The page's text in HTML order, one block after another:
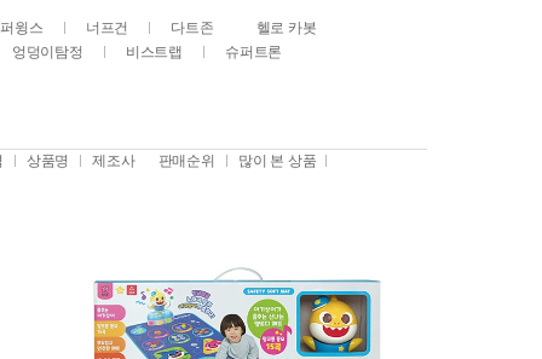
윙스 너프건 다트존
헬로 카봇
엉덩이탐정
비스트랩 슈퍼트론
상품명 제조사 판매순위 많이 본 상품